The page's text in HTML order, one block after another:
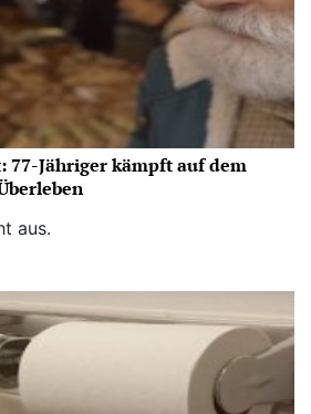
77-Jähriger kämpft auf dem
aus.